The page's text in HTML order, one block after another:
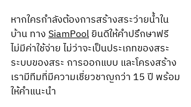
หากใครกำลังต้องการสร้างสระว่ายน้ำใน
บ้าน ทาง SiamPool ยินดีให้คำปรึกษาฟรี
ไม่มีค่าใช้จ่าย ไม่ว่าจะเป็นประเภทของสระ
ระบบของสระ การออกแบบ และโครงสร้าง
เรามีทีมที่มีความเชี่ยวชาญกว่า 15 ปี พร้อม
ให้คำแนะนำ